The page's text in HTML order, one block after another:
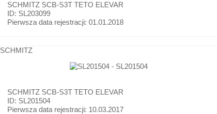
SCHMITZ SCB-S3T TETO ELEVAR
ID: SL203099
Pierwsza data rejestracji: 01.01.2018
SCHMITZ
SCHMITZ SCB-S3T TETO ELEVAR
ID: SL201504
Pierwsza data rejestracji: 10.03.2017